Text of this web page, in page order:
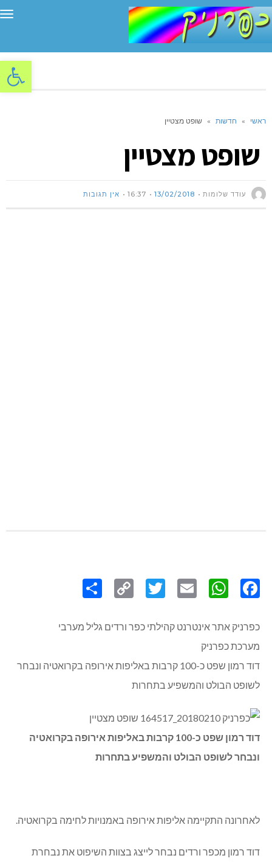
ראשי » חדשות » שופט מצטיין
שופט מצטיין
עודד שלומות 13/02/2018
16:37 אין תגובות
Link
כפרניק אתר אינטרנט קהילתי כפר ורדים גליל מערבי
מערכת כפרניק
דוד רמון שפט כ-100 קרבות באליפות אירופה בקרואטיה ונבחר
לשופט הבולט והמשפיע בתחרות
דוד רמון שפט כ-100 קרבות באליפות אירופה בקרואטיה
ונבחר לשופט הבולט והמשפיע בתחרות
לאחרונה התקיימה אליפות אירופה באמנויות לחימה בקרואטיה.
דוד רמון מכפר ורדים נבחר לייצג בצוות השיפוט את נבחרת
פתח